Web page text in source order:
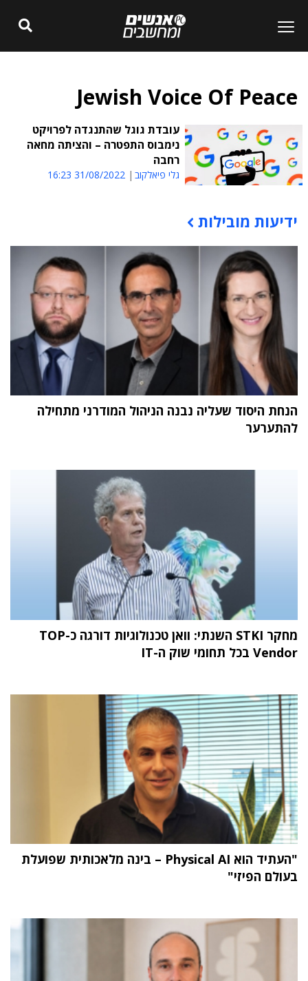
Jewish Voice Of Peace
עובדת גוגל שהתנגדה לפרויקט
נימבוס התפטרה – והציתה מחאה
רחבה
גלי פיאלקוב 31/08/2022 16:23
תוכן פרסומי
ידיעות מובילות
הנחת היסוד שעליה נבנה הניהול המודרני מתחילה
להתערער
מחקר STKI השנתי: וואן טכנולוגיות דורגה כ-TOP
Vendor בכל תחומי שוק ה-IT
"העתיד הוא Physical AI – בינה מלאכותית שפועלת
בעולם הפיזי"